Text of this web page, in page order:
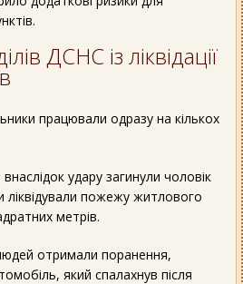
ДСНС із ліквідації
працювали одразу на кількох
удару загинули чоловік
ліквідували пожежу житлового
метрів.
отримали поранення,
який спалахнув після